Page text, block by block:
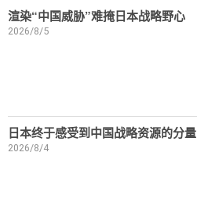
渲染“中国威胁”难掩日本战略野心
2026/8/5
日本终于感受到中国战略资源的分量
2026/8/4